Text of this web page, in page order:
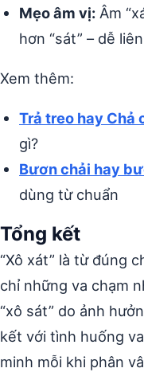
Mẹo âm vị: Âm
hơn “sát” – dễ
Xem thêm:
Trả treo hay Chả
gì?
Bươn chải hay
dùng từ chuẩn
Tổng kết
“Xô xát” là từ đúng
chỉ những va chạm
“xô sát” do ảnh
kết với tình huống
minh mỗi khi phân